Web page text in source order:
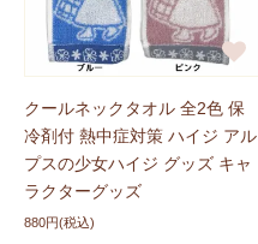
クールネックタオル 全2色 保
冷剤付 熱中症対策 ハイジ アル
プスの少女ハイジ グッズ キャ
ラクターグッズ
880円(税込)